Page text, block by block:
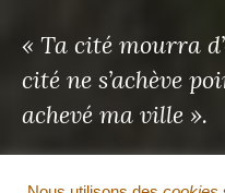
« Ta cité mourra
cité ne s’achève
achevé ma ville ».
Antoine de Saint-